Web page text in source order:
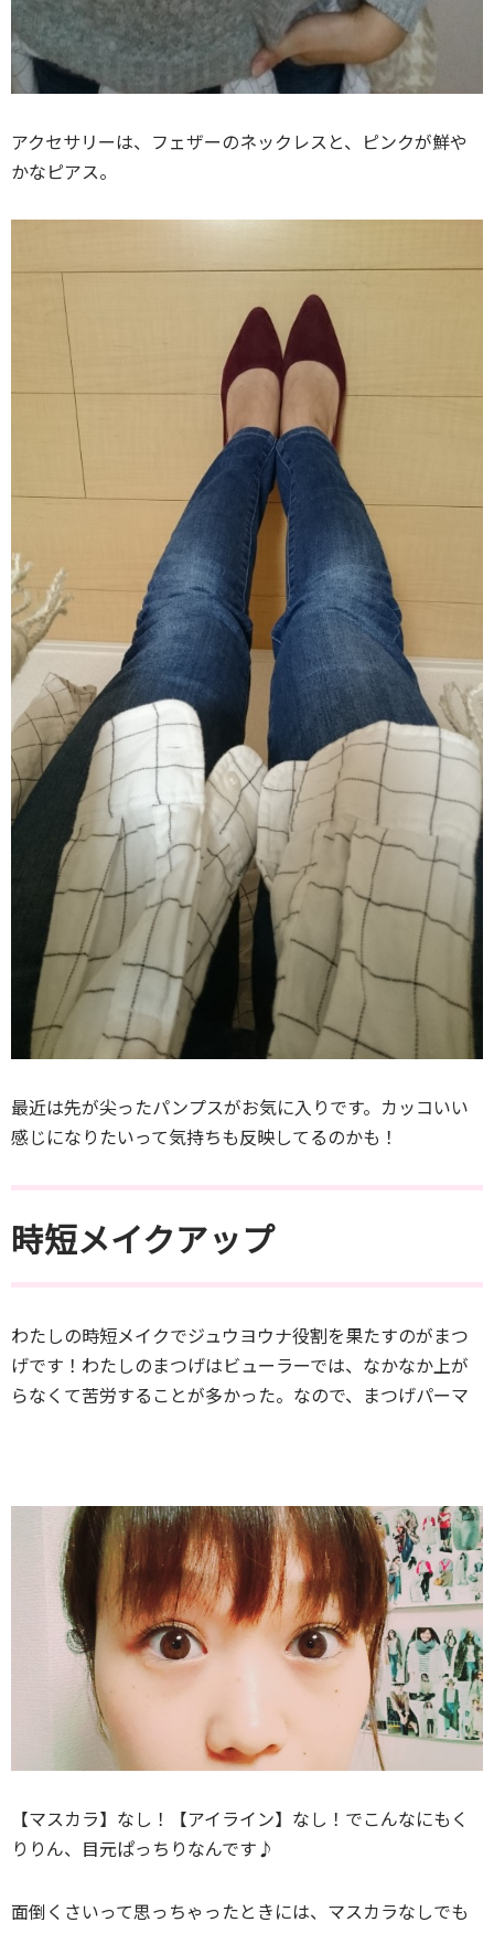
アクセサリーは、フェザーのネックレスと、ピンクが鮮や
かなピアス。
最近は先が尖ったパンプスがお気に入りです。カッコいい
感じになりたいって気持ちも反映してるのかも！
時短メイクアップ
わたしの時短メイクでジュウヨウナ役割を果たすのがまつ
げです！わたしのまつげはビューラーでは、なかなか上が
らなくて苦労することが多かった。なので、まつげパーマ
【マスカラ】なし！【アイライン】なし！でこんなにもく
りりん、目元ぱっちりなんです♪
面倒くさいって思っちゃったときには、マスカラなしでも